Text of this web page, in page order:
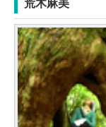
荒木麻美